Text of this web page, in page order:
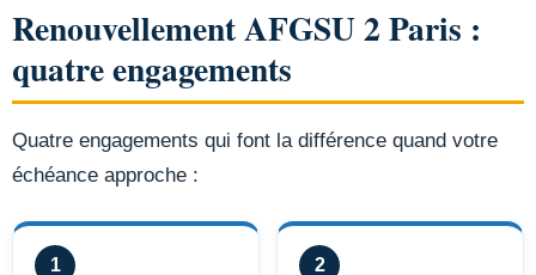
Renouvellement AFGSU 2 Paris :
quatre engagements
Quatre engagements qui font la différence quand votre
échéance approche :
1 2